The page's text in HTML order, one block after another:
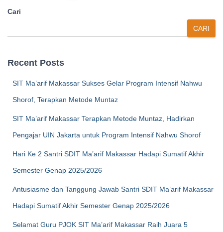
pos
Cari
CARI
Recent Posts
SIT Ma’arif Makassar Sukses Gelar Program Intensif Nahwu
Shorof, Terapkan Metode Muntaz
SIT Ma’arif Makassar Terapkan Metode Muntaz, Hadirkan
Pengajar UIN Jakarta untuk Program Intensif Nahwu Shorof
Hari Ke 2 Santri SDIT Ma’arif Makassar Hadapi Sumatif Akhir
Semester Genap 2025/2026
Antusiasme dan Tanggung Jawab Santri SDIT Ma’arif Makassar
Hadapi Sumatif Akhir Semester Genap 2025/2026
Selamat Guru PJOK SIT Ma’arif Makassar Raih Juara 5